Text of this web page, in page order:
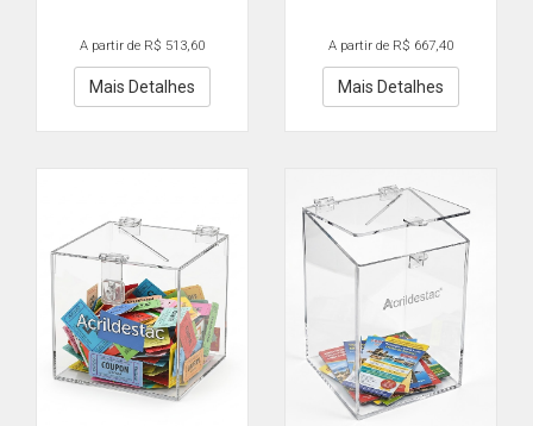
A partir de R$ 513,60
Mais Detalhes
A partir de R$ 667,40
Mais Detalhes